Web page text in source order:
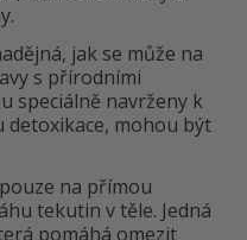
jak se může na
s přírodními
speciálně navrženy k
mohou být
na přímou
tekutin v těle. Jedná
pomáhá omezit